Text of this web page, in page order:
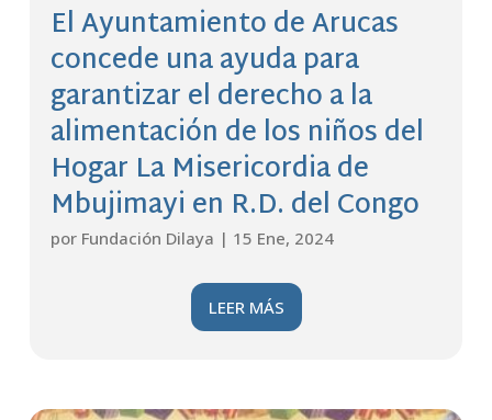
El Ayuntamiento de Arucas
concede una ayuda para
garantizar el derecho a la
alimentación de los niños del
Hogar La Misericordia de
Mbujimayi en R.D. del Congo
por Fundación Dilaya | 15 Ene, 2024
LEER MÁS